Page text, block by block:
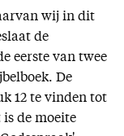
wij in dit
de
eerste van twee
De
12 te vinden tot
de moeite